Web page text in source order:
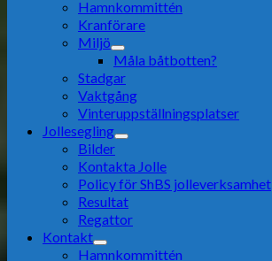
Hamnkommittén
Kranförare
Miljö
Måla båtbotten?
Stadgar
Vaktgång
Vinteruppställningsplatser
Jollesegling
Bilder
Kontakta Jolle
Policy för ShBS jolleverksamhet
Resultat
Regattor
Kontakt
Hamnkommittén